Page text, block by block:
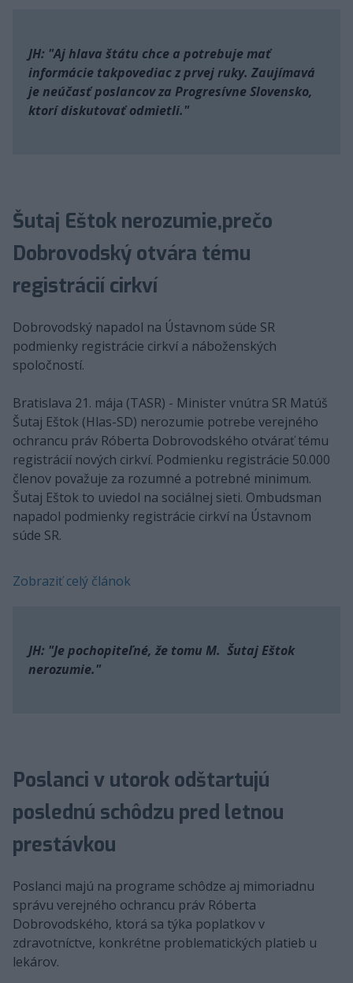
JH: "Aj hlava štátu chce a potrebuje mať
informácie takpovediac z prvej ruky. Zaujímavá
je neúčasť poslancov za Progresívne Slovensko,
ktorí diskutovať odmietli."
Šutaj Eštok nerozumie,prečo
Dobrovodský otvára tému
registrácií cirkví
Dobrovodský napadol na Ústavnom súde SR
podmienky registrácie cirkví a náboženských
spoločností.
Bratislava 21. mája (TASR) - Minister vnútra SR Matúš
Šutaj Eštok (Hlas-SD) nerozumie potrebe verejného
ochrancu práv Róberta Dobrovodského otvárať tému
registrácií nových cirkví. Podmienku registrácie 50.000
členov považuje za rozumné a potrebné minimum.
Šutaj Eštok to uviedol na sociálnej sieti. Ombudsman
napadol podmienky registrácie cirkví na Ústavnom
súde SR.
Zobraziť celý článok
JH: "Je pochopiteľné, že tomu M. Šutaj Eštok
nerozumie."
Poslanci v utorok odštartujú
poslednú schôdzu pred letnou
prestávkou
Poslanci majú na programe schôdze aj mimoriadnu
správu verejného ochrancu práv Róberta
Dobrovodského, ktorá sa týka poplatkov v
zdravotníctve, konkrétne problematických platieb u
lekárov.